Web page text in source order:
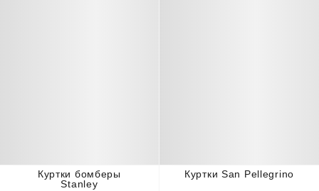
Куртки бомберы
Stanley
Куртки San Pellegrino